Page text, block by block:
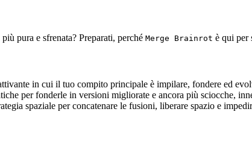
pura e sfrenata? Preparati, perché Merge Brainrot è qui per
in cui il tuo compito principale è impilare, fondere ed
per fonderle in versioni migliorate e ancora più sciocche,
spaziale per concatenare le fusioni, liberare spazio e